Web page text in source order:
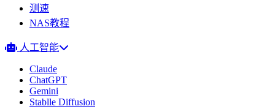
测速
NAS教程
人工智能
Claude
ChatGPT
Gemini
Stablle Diffusion